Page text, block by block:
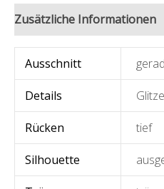
Zusätzliche Informationen
Ausschnitt
Details
Rücken tief
Silhouette